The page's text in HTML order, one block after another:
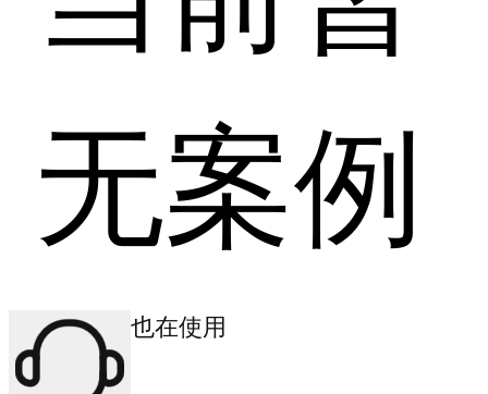
无案例
其他商户也在使用